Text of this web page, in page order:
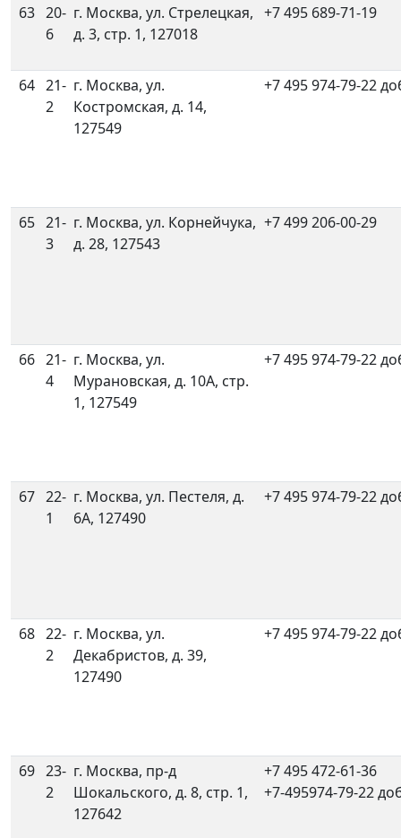
63 20-
6
г. Москва, ул. Стрелецкая,
д. 3, стр. 1, 127018
+7 495 689-71-19
64 21-
2
г. Москва, ул.
Костромская, д. 14,
127549
+7 495 974-79-22
65 21-
3
г. Москва, ул. Корнейчука,
д. 28, 127543
+7 499 206-00-29
66 21-
4
г. Москва, ул.
Мурановская, д. 10А, стр.
1, 127549
+7 495 974-79-22
67 22-
1
г. Москва, ул. Пестеля, д.
6А, 127490
+7 495 974-79-22
68 22-
2
г. Москва, ул.
Декабристов, д. 39,
127490
+7 495 974-79-22
69 23-
2
г. Москва, пр-д
Шокальского, д. 8, стр. 1,
127642
+7 495 472-61-36
+7-495974-79-22